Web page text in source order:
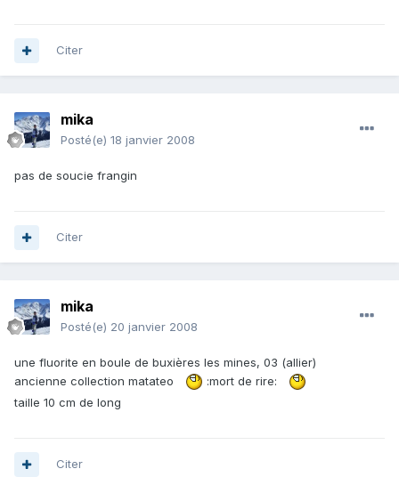
Citer
mika
Posté(e) 18 janvier 2008
pas de soucie frangin
Citer
mika
Posté(e) 20 janvier 2008
une fluorite en boule de buxières les mines, 03 (allier)
ancienne collection matateo
:mort de rire:
taille 10 cm de long
Citer